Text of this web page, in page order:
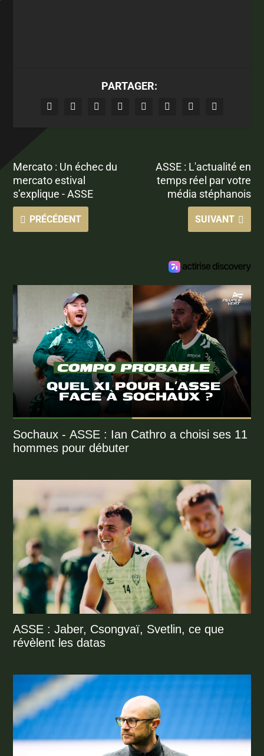
PARTAGER:
Mercato : Un échec du
mercato estival
s’explique - ASSE
PRÉCÉDENT
ASSE : L'actualité en
temps réel par votre
média stéphanois
SUIVANT
Sochaux - ASSE : Ian Cathro a choisi ses 11
hommes pour débuter
ASSE : Jaber, Csongvaï, Svetlin, ce que
révèlent les datas